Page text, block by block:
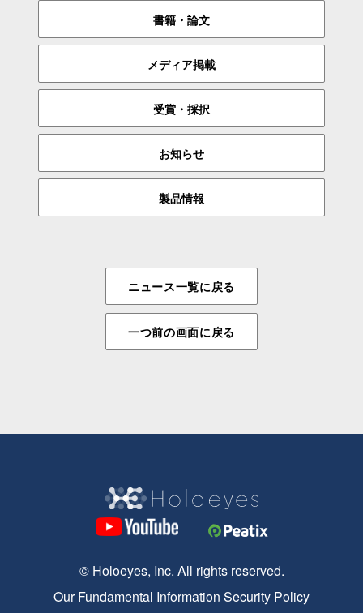
書籍・論文
メディア掲載
受賞・採択
お知らせ
製品情報
ニュース一覧に戻る
一つ前の画面に戻る
© Holoeyes, Inc. All rights reserved.
Our Fundamental Information Security Policy